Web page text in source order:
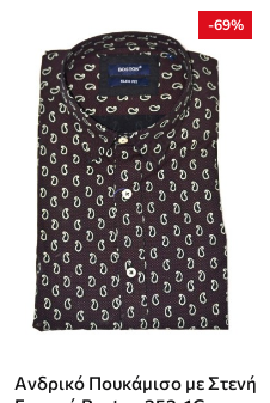
-69%
Aνδρικό Πουκάμισο με Στενή